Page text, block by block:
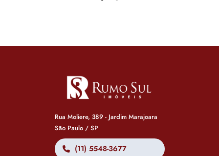
Rua Moliere, 389 - Jardim Marajoara
São Paulo / SP
(11) 5548-3677